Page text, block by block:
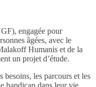
engagée pour
âgées, avec le
Humanis et de la
un projet d’étude.
besoins, les parcours et les
handicap dans leur vie